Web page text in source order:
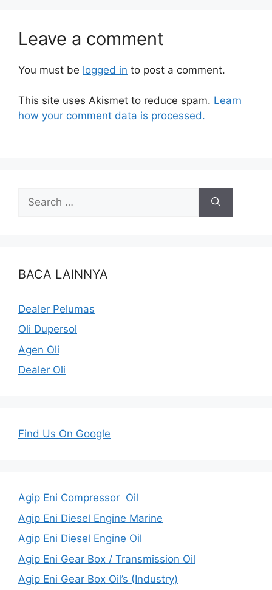
Leave a comment
You must be logged in to post a comment.
This site uses Akismet to reduce spam. Learn
how your comment data is processed.
BACA LAINNYA
Dealer Pelumas
Oli Dupersol
Agen Oli
Dealer Oli
Find Us On Google
Agip Eni Compressor Oil
Agip Eni Diesel Engine Marine
Agip Eni Diesel Engine Oil
Agip Eni Gear Box / Transmission Oil
Agip Eni Gear Box Oil’s (Industry)